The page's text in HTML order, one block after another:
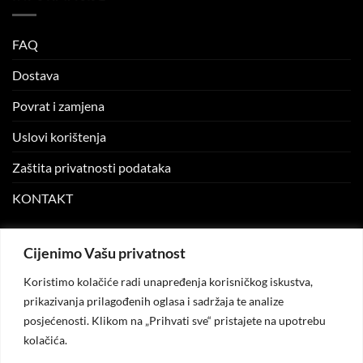
Cijenimo Vašu privatnost
Koristimo kolačiće radi unapređenja korisničkog iskustva,
prikazivanja prilagođenih oglasa i sadržaja te analize
posjećenosti. Klikom na „Prihvati sve“ pristajete na upotrebu
kolačića.
FAQ
Dostava
Povrat i zamjena
Uslovi korištenja
Zaštita privatnosti podataka
KONTAKT
Moje narudžbe